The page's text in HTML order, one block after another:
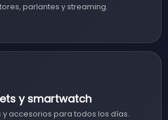
parlantes y streaming.
y smartwatch
y accesorios para todos los días.